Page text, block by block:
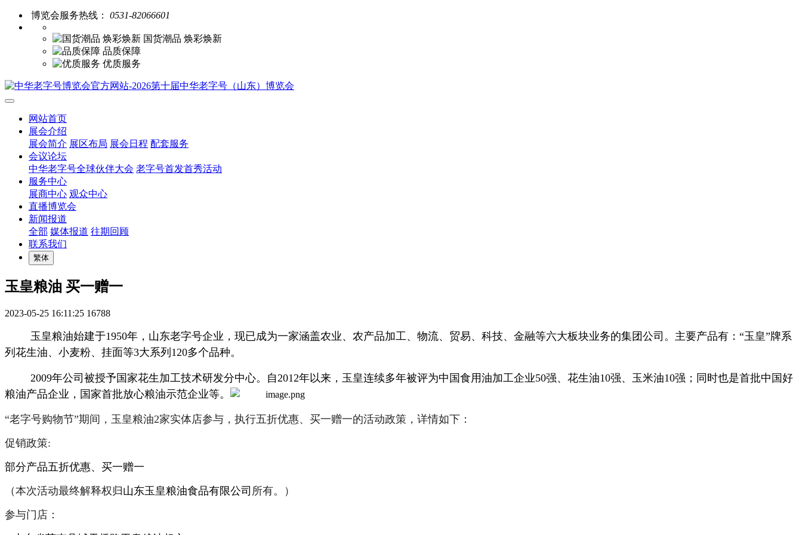
博览会服务热线： 0531-82066601
国货潮品 焕彩焕新
品质保障
优质服务
网站首页
展会介绍
展会简介 展区布局 展会日程 配套服务
会议论坛
中华老字号全球伙伴大会 老字号首发首秀活动
服务中心
展商中心 观众中心
直播博览会
新闻报道
全部 媒体报道 往期回顾
联系我们
繁体
玉皇粮油 买一赠一
2023-05-25 16:11:25 16788
玉皇粮油始建于1950年，山东老字号企业，现已成为一家涵盖农业、农产品加工、物流、贸易、科技、金融等六大板块业务的集团公司。主要产品有：“玉皇”牌系
列花生油、小麦粉、挂面等3大系列120多个品种。
2009年公司被授予国家花生加工技术研发分中心。自2012年以来，玉皇连续多年被评为中国食用油加工企业50强、花生油10强、玉米油10强；同时也是首批中国好
粮油产品企业，国家首批放心粮油示范企业等。
“老字号购物节”期间，玉皇粮油2家实体店参与，执行五折优惠、买一赠一的活动政策，详情如下：
促销政策:
部分产品五折优惠、买一赠一
（本次活动最终解释权归山东玉皇粮油食品有限公司 所有。）
参与门店：